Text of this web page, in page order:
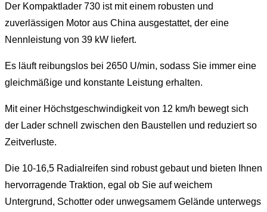
Der Kompaktlader 730 ist mit einem robusten und
zuverlässigen Motor aus China ausgestattet, der eine
Nennleistung von 39 kW liefert.
Es läuft reibungslos bei 2650 U/min, sodass Sie immer eine
gleichmäßige und konstante Leistung erhalten.
Mit einer Höchstgeschwindigkeit von 12 km/h bewegt sich
der Lader schnell zwischen den Baustellen und reduziert so
Zeitverluste.
Die 10-16,5 Radialreifen sind robust gebaut und bieten Ihnen
hervorragende Traktion, egal ob Sie auf weichem
Untergrund, Schotter oder unwegsamem Gelände unterwegs